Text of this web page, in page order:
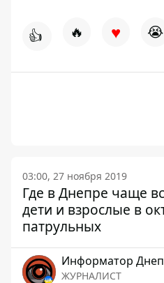
👍 🔥 ♥ 😭
03:00, 27 ноября 2019
Где в Днепре чаще
дети и взрослые в
патрульных
Информатор
ЖУРНАЛИСТ